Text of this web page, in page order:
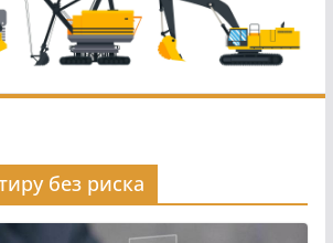
без риска